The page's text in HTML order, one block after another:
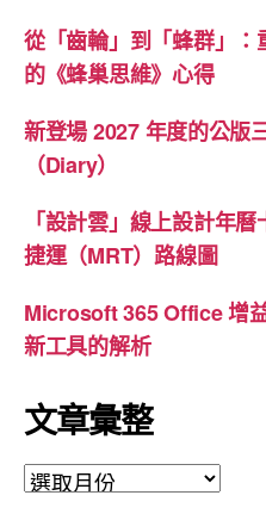
從「齒輪」到「蜂群」：
的《蜂巢思維》心得
新登場 2027 年度的公版
（Diary）
「設計雲」線上設計年
捷運（MRT）路線圖
Microsoft 365 Office 增
新工具的解析
文章彙整
文